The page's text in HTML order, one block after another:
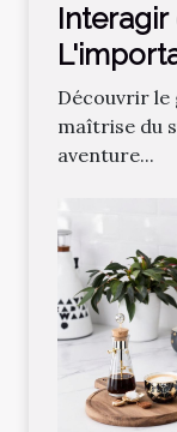
Découvrir le
maîtrise du
aventure...